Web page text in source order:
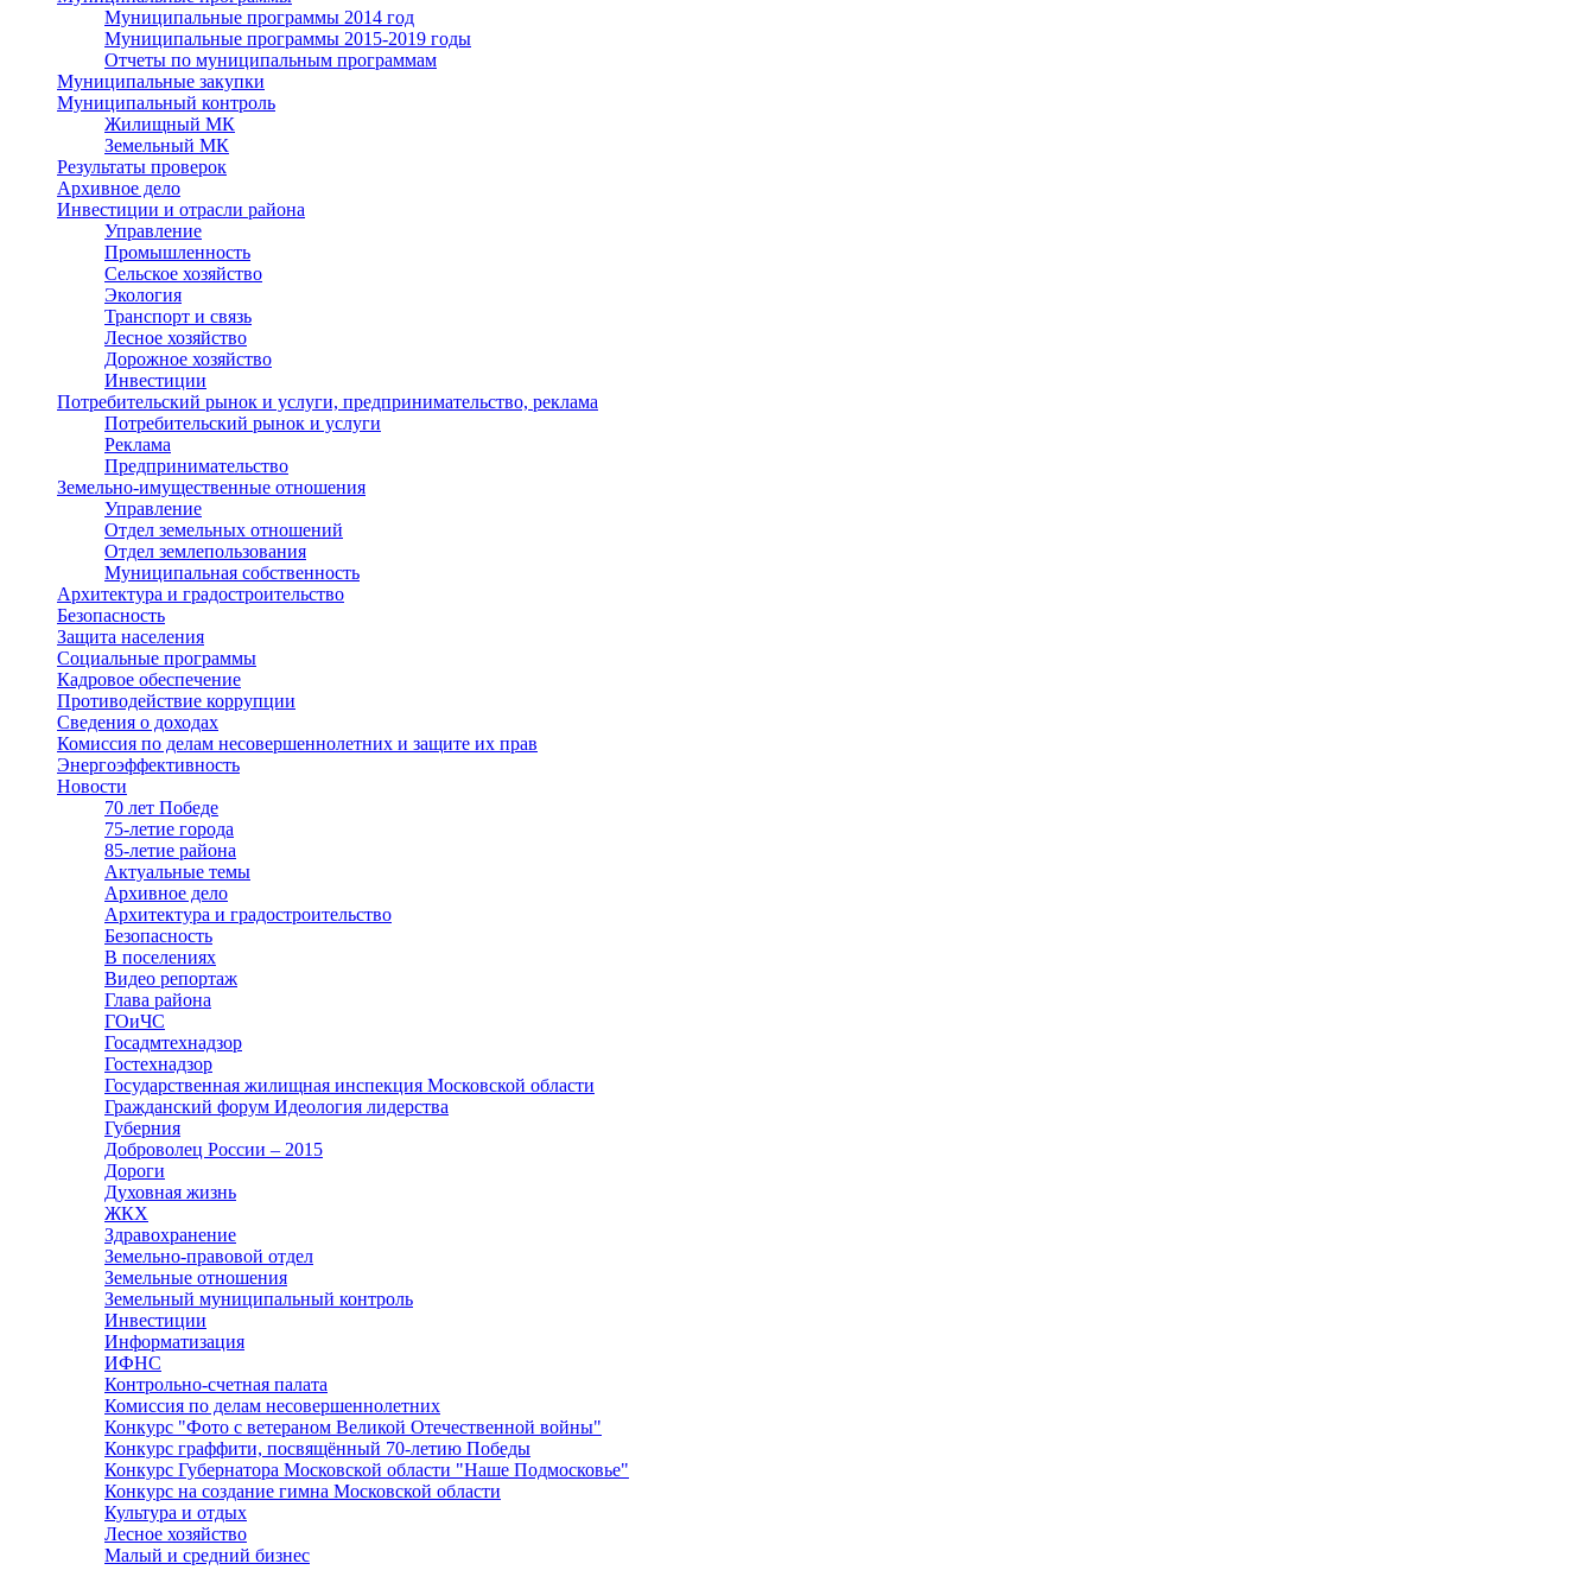
Муниципальные программы 2014 год
Муниципальные программы 2015-2019 годы
Отчеты по муниципальным программам
Муниципальные закупки
Муниципальный контроль
Жилищный МК
Земельный МК
Результаты проверок
Архивное дело
Инвестиции и отрасли района
Управление
Промышленность
Сельское хозяйство
Экология
Транспорт и связь
Лесное хозяйство
Дорожное хозяйство
Инвестиции
Потребительский рынок и услуги, предпринимательство, реклама
Потребительский рынок и услуги
Реклама
Предпринимательство
Земельно-имущественные отношения
Управление
Отдел земельных отношений
Отдел землепользования
Муниципальная собственность
Архитектура и градостроительство
Безопасность
Защита населения
Социальные программы
Кадровое обеспечение
Противодействие коррупции
Сведения о доходах
Комиссия по делам несовершеннолетних и защите их прав
Энергоэффективность
Новости
70 лет Победе
75-летие города
85-летие района
Актуальные темы
Архивное дело
Архитектура и градостроительство
Безопасность
В поселениях
Видео репортаж
Глава района
ГОиЧС
Госадмтехнадзор
Гостехнадзор
Государственная жилищная инспекция Московской области
Гражданский форум Идеология лидерства
Губерния
Доброволец России – 2015
Дороги
Духовная жизнь
ЖКХ
Здравохранение
Земельно-правовой отдел
Земельные отношения
Земельный муниципальный контроль
Инвестиции
Информатизация
ИФНС
Контрольно-счетная палата
Комиссия по делам несовершеннолетних
Конкурс "Фото с ветераном Великой Отечественной войны"
Конкурс граффити, посвящённый 70-летию Победы
Конкурс Губернатора Московской области "Наше Подмосковье"
Конкурс на создание гимна Московской области
Культура и отдых
Лесное хозяйство
Малый и средний бизнес